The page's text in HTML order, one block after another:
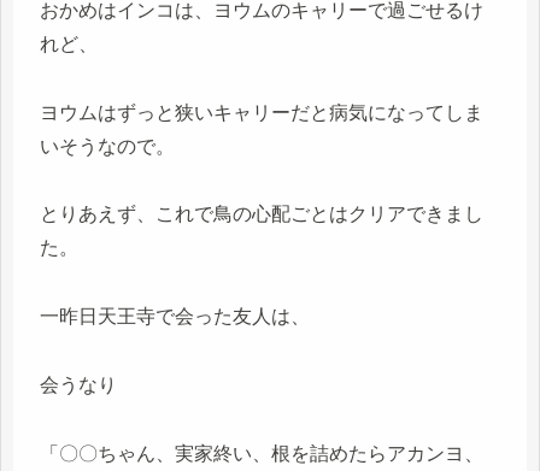
おかめはインコは、ヨウムのキャリーで過ごせるけ
れど、
ヨウムはずっと狭いキャリーだと病気になってしま
いそうなので。
とりあえず、これで鳥の心配ごとはクリアできまし
た。
一昨日天王寺で会った友人は、
会うなり
「〇〇ちゃん、実家終い、根を詰めたらアカンヨ、